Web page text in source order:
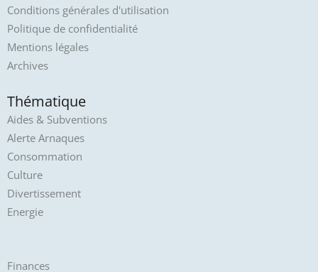
Conditions générales d'utilisation
Politique de confidentialité
Mentions légales
Archives
Thématique
Aides & Subventions
Alerte Arnaques
Consommation
Culture
Divertissement
Energie
Finances